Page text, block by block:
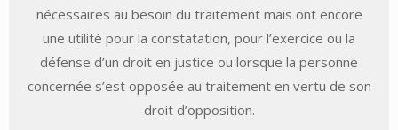
nécessaires au besoin du traitement mais ont encore
une utilité pour la constatation, pour l’exercice ou la
défense d’un droit en justice ou lorsque la personne
concernée s’est opposée au traitement en vertu de son
droit d’opposition.